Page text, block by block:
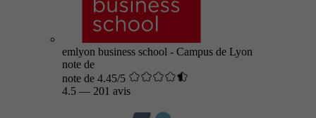
emlyon business school - Campus de Lyon
note de
note de 4.45/5
4.5 — 201 avis